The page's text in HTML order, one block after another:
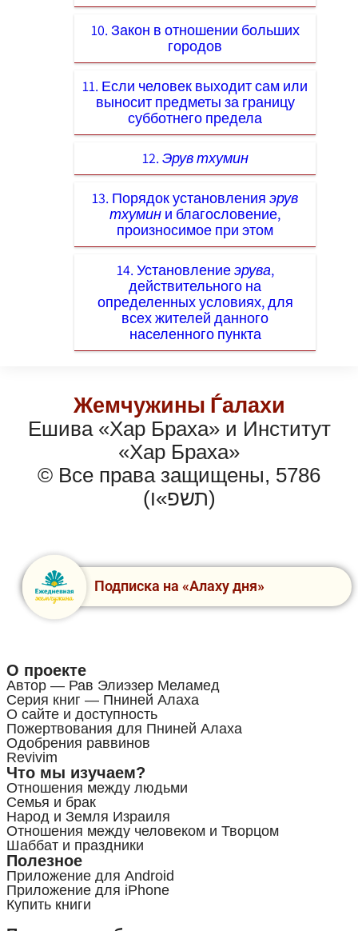
10. Закон в отношении больших
городов
11. Если человек выходит сам или
выносит предметы за границу
субботнего предела
12. Эрув тхумин
13. Порядок установления эрув
тхумин и благословение,
произносимое при этом
14. Установлениеэрува,
действительного на
определенных условиях, для
всех жителей данного
населенного пункта
Жемчужины Ѓалахи
Ешива «Хар Браха» и Институт
«Хар Браха»
© Все права защищены, 5786
(תשפ»ו)
Подписка на «Алаху дня»
О проекте
Автор — Рав Элиэзер Меламед
Серия книг — Пниней Алаха
О сайте и доступность
Пожертвования для Пниней Алаха
Одобрения раввинов
Revivim
Что мы изучаем?
Отношения между людьми
Семья и брак
Народ и Земля Израиля
Отношения между человеком и Творцом
Шаббат и праздники
Полезное
Приложение для Android
Приложение для iPhone
Купить книги